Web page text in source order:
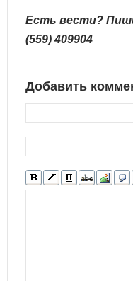
Есть вести?
(559) 409904
Добавить